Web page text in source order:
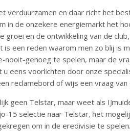
verduurzamen en daar richt het
in de onzekere energiemarkt het
groei en de ontwikkeling van de
is een reden waarom men zo blij is
nooit-genoeg te spelen, maar de
u eens voorlichten door onze
reclamebord of wijs een vraag
geen Telstar, maar weet als
15 selectie naar Telstar, het
om in de eredivisie te